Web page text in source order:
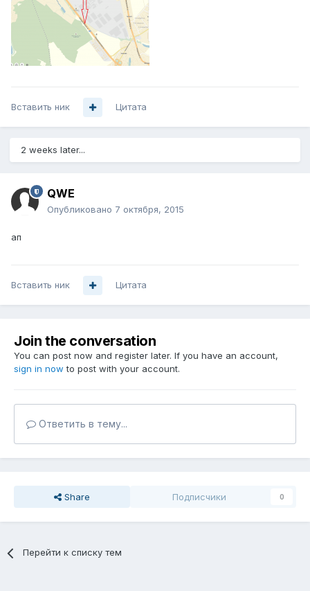
Вставить ник Цитата
2 weeks later...
QWE
Опубликовано 7 октября, 2015
ап
Вставить ник Цитата
Join the conversation
You can post now and register later. If you have an account,
sign in now to post with your account.
Ответить в тему...
Share Подписчики 0
Перейти к списку тем